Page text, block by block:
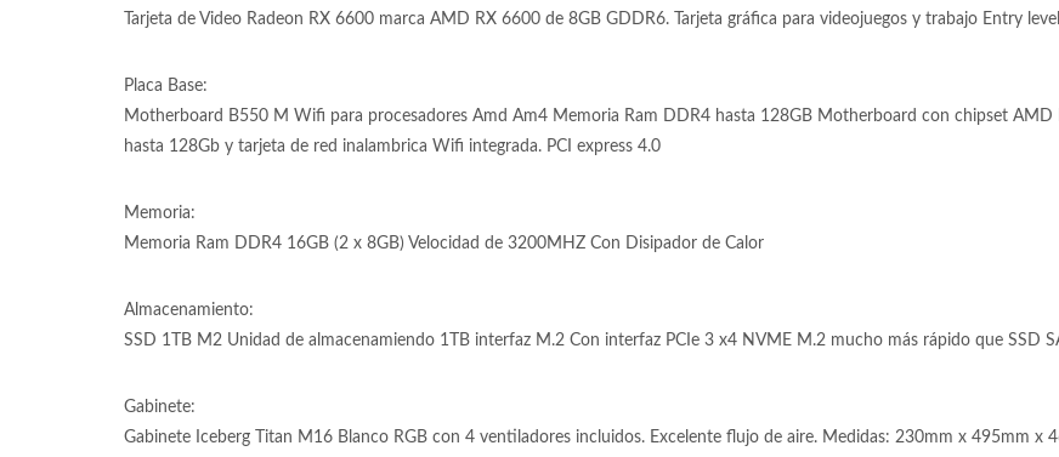
Tarjeta de Video Radeon RX 6600 marca AMD RX 6600 de 8GB GDDR6. Tarjeta gráfica para videojuegos y trabajo Entry level
Placa Base:
Motherboard B550 M Wifi para procesadores Amd Am4 Memoria Ram DDR4 hasta 128GB Motherboard con chipset
hasta 128Gb y tarjeta de red inalambrica Wifi integrada. PCI express 4.0
Memoria:
Memoria Ram DDR4 16GB (2 x 8GB) Velocidad de 3200MHZ Con Disipador de Calor
Almacenamiento:
SSD 1TB M2 Unidad de almacenamiendo 1TB interfaz M.2 Con interfaz PCIe 3 x4 NVME M.2 mucho más rápido que SSD
Gabinete:
Gabinete Iceberg Titan M16 Blanco RGB con 4 ventiladores incluidos. Excelente flujo de aire. Medidas: 230mm x 495mm x